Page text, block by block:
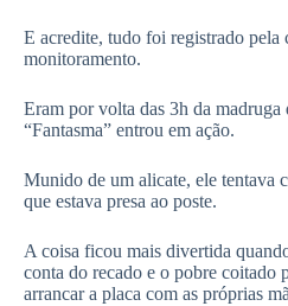
E acredite, tudo foi registrado pela
monitoramento.
Eram por volta das 3h da madruga
“Fantasma” entrou em ação.
Munido de um alicate, ele tentava
que estava presa ao poste.
A coisa ficou mais divertida
conta do recado e o pobre coitado
arrancar a placa com as próprias